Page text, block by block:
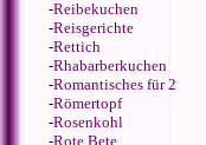
-Reibekuchen
-Reisgerichte
-Rettich
-Rhabarberkuchen
-Romantisches für 2
-Römertopf
-Rosenkohl
-Rote Bete